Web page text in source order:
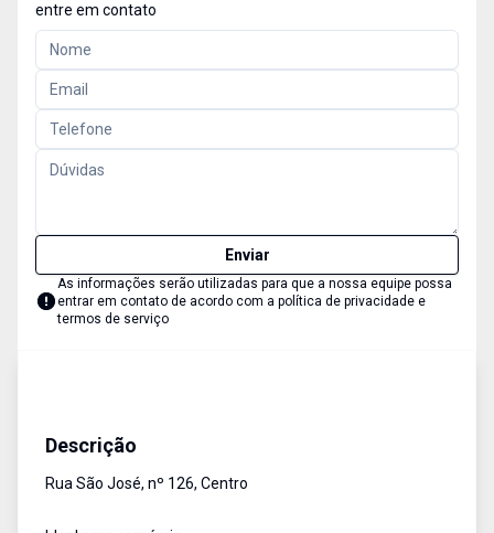
entre em contato
Enviar
As informações serão utilizadas para que a nossa equipe possa
entrar em contato de acordo com a política de privacidade e
termos de serviço
Descrição
Rua São José, nº 126, Centro